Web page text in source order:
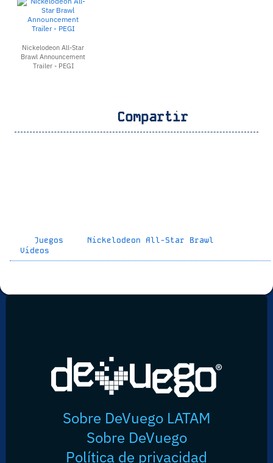
Nickelodeon All-Star
Brawl Announcement
Trailer - PEGI
Compartir
Juegos
Nickelodeon All-Star Brawl
Vídeos
Sobre DeVuego LATAM
Sobre DeVuego
Política de privacidad